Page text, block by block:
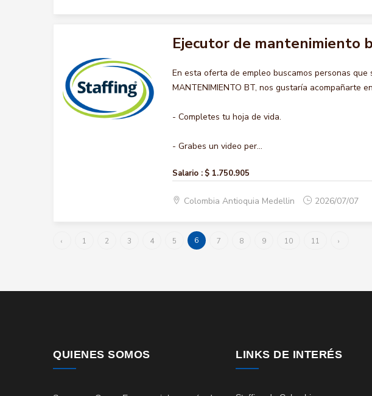
Ejecutor de mantenimiento
En esta oferta de empleo buscamos personas que
MANTENIMIENTO BT, nos gustaría acompañarte
- Completes tu hoja de vida.
- Grabes un video per...
Salario : $ 1.750.905
Colombia Antioquia Medellin 2026/07/07
‹ 1 2 3 4 5 6 7 8 9 10 11 ›
QUIENES SOMOS LINKS DE INTERÉS